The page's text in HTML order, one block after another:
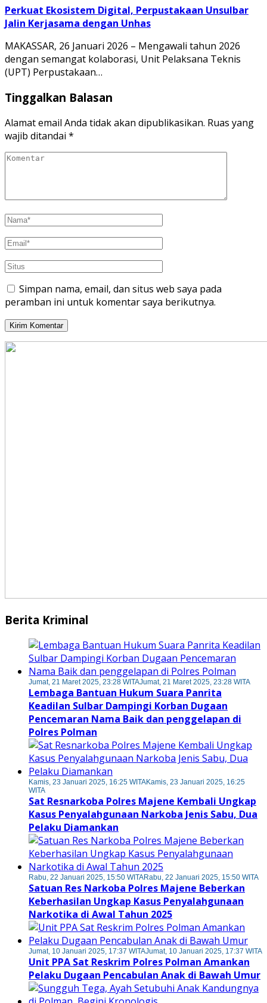
Perkuat Ekosistem Digital, Perpustakaan Unsulbar
Jalin Kerjasama dengan Unhas
MAKASSAR, 26 Januari 2026 – Mengawali tahun 2026
dengan semangat kolaborasi, Unit Pelaksana Teknis
(UPT) Perpustakaan…
Tinggalkan Balasan
Alamat email Anda tidak akan dipublikasikan. Ruas yang
wajib ditandai *
Simpan nama, email, dan situs web saya pada
peramban ini untuk komentar saya berikutnya.
Berita Kriminal
Jumat, 21 Maret 2025, 23:28 WITAJumat, 21 Maret 2025, 23:28 WITA
Lembaga Bantuan Hukum Suara Panrita
Keadilan Sulbar Dampingi Korban Dugaan
Pencemaran Nama Baik dan penggelapan di
Polres Polman
Kamis, 23 Januari 2025, 16:25 WITAKamis, 23 Januari 2025, 16:25
WITA
Sat Resnarkoba Polres Majene Kembali Ungkap
Kasus Penyalahgunaan Narkoba Jenis Sabu, Dua
Pelaku Diamankan
Rabu, 22 Januari 2025, 15:50 WITARabu, 22 Januari 2025, 15:50 WITA
Satuan Res Narkoba Polres Majene Beberkan
Keberhasilan Ungkap Kasus Penyalahgunaan
Narkotika di Awal Tahun 2025
Jumat, 10 Januari 2025, 17:37 WITAJumat, 10 Januari 2025, 17:37 WITA
Unit PPA Sat Reskrim Polres Polman Amankan
Pelaku Dugaan Pencabulan Anak di Bawah Umur